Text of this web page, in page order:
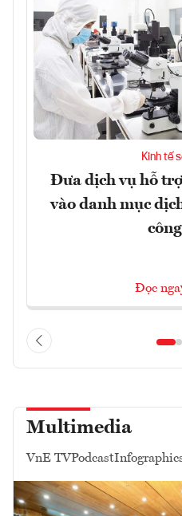
Kinh tế
Đưa dịch vụ hỗ
vào danh mục
công
Đọc
Multimedia
VnE TVPodcast